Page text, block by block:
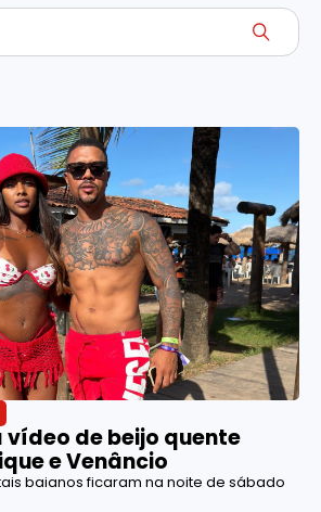
vídeo de beijo quente
e Venâncio
baianos ficaram na noite de sábado